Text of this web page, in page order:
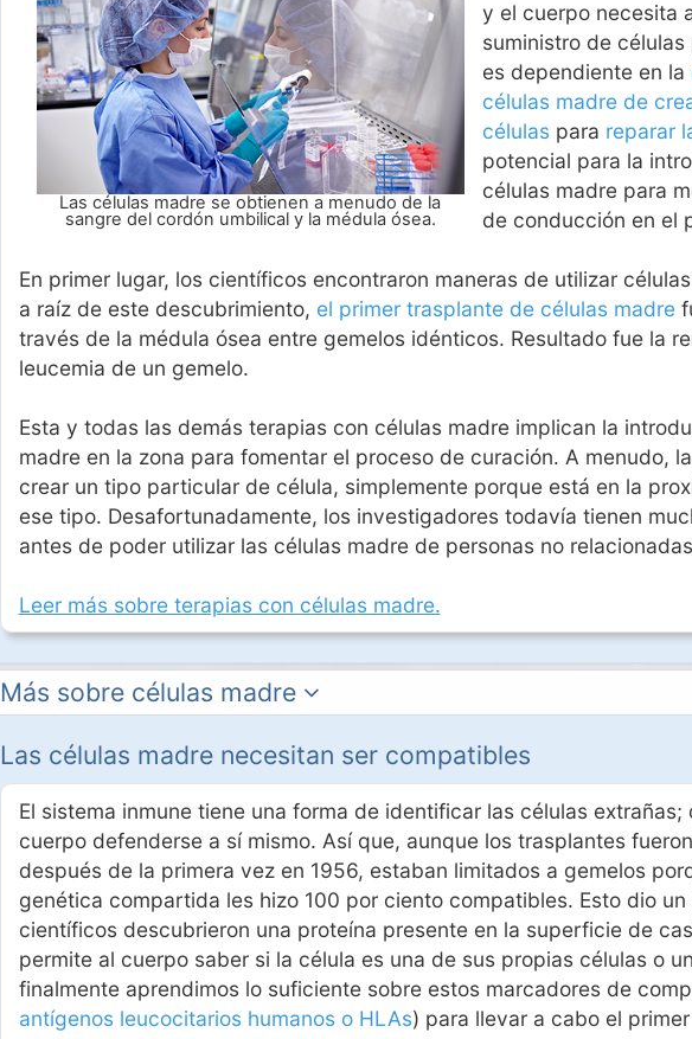
Las células madre se obtienen a menudo de la
sangre del cordón umbilical y la médula ósea.
y el cuerpo necesita
suministro de
es dependiente en la
células madre de
células para reparar
potencial para la
células madre para
de conducción en el
En primer lugar, los científicos encontraron maneras de utilizar
a raíz de este descubrimiento, el primer trasplante de células madre
través de la médula ósea entre gemelos idénticos. Resultado fue la
leucemia de un gemelo.
Esta y todas las demás terapias con células madre implican la
madre en la zona para fomentar el proceso de curación. A menudo,
crear un tipo particular de célula, simplemente porque está en la
ese tipo. Desafortunadamente, los investigadores todavía tienen
antes de poder utilizar las células madre de personas no
Leer más sobre terapias con células madre.
Más sobre células madre
Las células madre necesitan ser compatibles
El sistema inmune tiene una forma de identificar las células
cuerpo defenderse a sí mismo. Así que, aunque los trasplantes
después de la primera vez en 1956, estaban limitados a gemelos
genética compartida les hizo 100 por ciento compatibles. Esto dio
científicos descubrieron una proteína presente en la superficie de
permite al cuerpo saber si la célula es una de sus propias células o
finalmente aprendimos lo suficiente sobre estos marcadores de
antígenos leucocitarios humanos o HLAs) para llevar a cabo el